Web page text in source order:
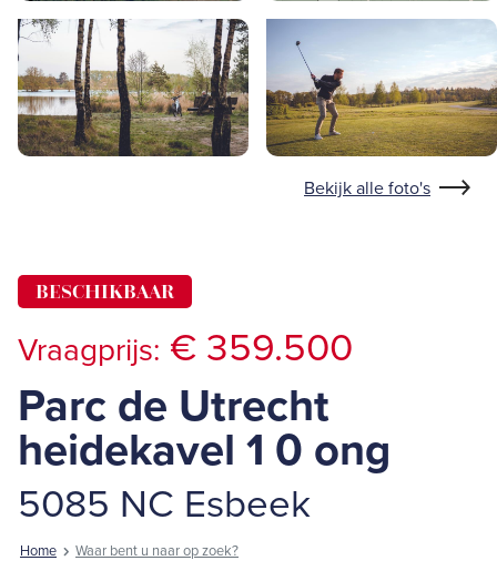
Bekijk alle foto's
BESCHIKBAAR
Vraagprijs: € 359.500
Parc de Utrecht
heidekavel 1 0 ong
5085 NC Esbeek
Home
Waar bent u naar op zoek?